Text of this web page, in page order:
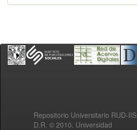
Repositorio Universitario RUD-IIS
D.R. © 2010. Universidad